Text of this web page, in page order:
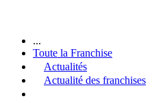
...
Toute la Franchise
Actualités
Actualité des franchises